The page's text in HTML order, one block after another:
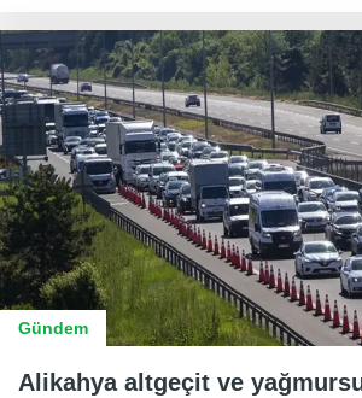
Gündem
Alikahya altgeçit ve